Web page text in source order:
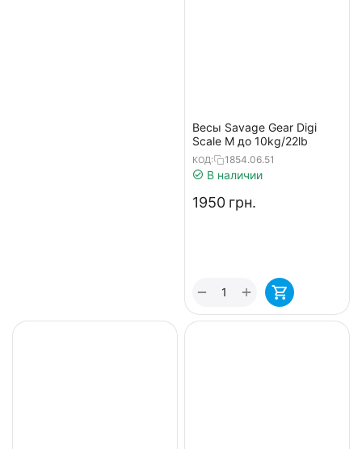
Весы Savage Gear Digi
Scale M до 10kg/22lb
КОД: 1854.06.51
В наличии
‍1950‍ грн.
+
−